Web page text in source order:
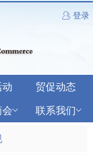
登录
动
贸促动态
会 联系我们